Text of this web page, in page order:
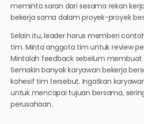
meminta saran dari sesama rekan
bekerja sama dalam proyek-proyek
Selain itu, leader harus memberi
tim. Minta anggota tim untuk review
Mintalah feedback sebelum membuat
Semakin banyak karyawan bekerja
kohesif tim tersebut. Ingatkan
untuk mencapai tujuan bersama,
perusahaan.